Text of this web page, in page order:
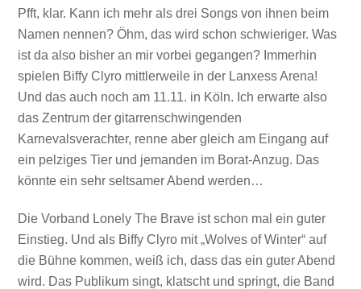
Pfft, klar. Kann ich mehr als drei Songs von ihnen beim
Namen nennen? Öhm, das wird schon schwieriger. Was
ist da also bisher an mir vorbei gegangen? Immerhin
spielen Biffy Clyro mittlerweile in der Lanxess Arena!
Und das auch noch am 11.11. in Köln. Ich erwarte also
das Zentrum der gitarrenschwingenden
Karnevalsverachter, renne aber gleich am Eingang auf
ein pelziges Tier und jemanden im Borat-Anzug. Das
könnte ein sehr seltsamer Abend werden…
Die Vorband Lonely The Brave ist schon mal ein guter
Einstieg. Und als Biffy Clyro mit „Wolves of Winter“ auf
die Bühne kommen, weiß ich, dass das ein guter Abend
wird. Das Publikum singt, klatscht und springt, die Band